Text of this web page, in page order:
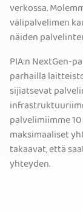
verkossa.
välipalvelimen
näiden
PIA:n NextGen-
parhailla
sijiatsevat
palvelimiimme
maksimaaliset
takaavat, että
yhteyden.